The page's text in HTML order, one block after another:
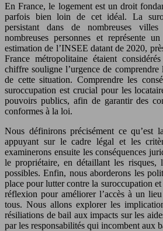
En France, le logement est un droit fondamental, mais sa réalité est
parfois bien loin de cet idéal. La
persistant dans de nombreuses
nombreuses personnes et représente
estimation de l’INSEE datant de 2020,
France métropolitaine étaient
chiffre souligne l’urgence de comprendre
de cette situation. Comprendre les
suroccupation est crucial pour les
pouvoirs publics, afin de garantir des
conformes à la loi.
Nous définirons précisément ce qu’est
appuyant sur le cadre légal et les
examinerons ensuite les conséquences
le propriétaire, en détaillant les risques,
possibles. Enfin, nous aborderons les
place pour lutter contre la suroccupation et
réflexion pour améliorer l’accès à un
tous. Nous allons explorer les
résiliations de bail aux impacts sur les
par les responsabilités qui incombent aux